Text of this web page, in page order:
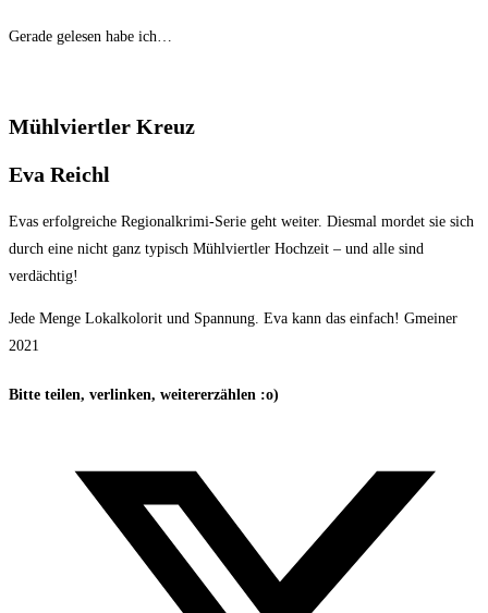
Gerade gelesen habe ich…
Mühlviertler Kreuz
Eva Reichl
Evas erfolgreiche Regionalkrimi-Serie geht weiter. Diesmal mordet sie sich
durch eine nicht ganz typisch Mühlviertler Hochzeit – und alle sind
verdächtig!
Jede Menge Lokalkolorit und Spannung. Eva kann das einfach! Gmeiner
2021
Bitte teilen, verlinken, weitererzählen :o)